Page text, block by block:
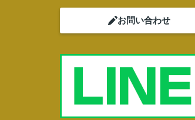
お問い合わせ